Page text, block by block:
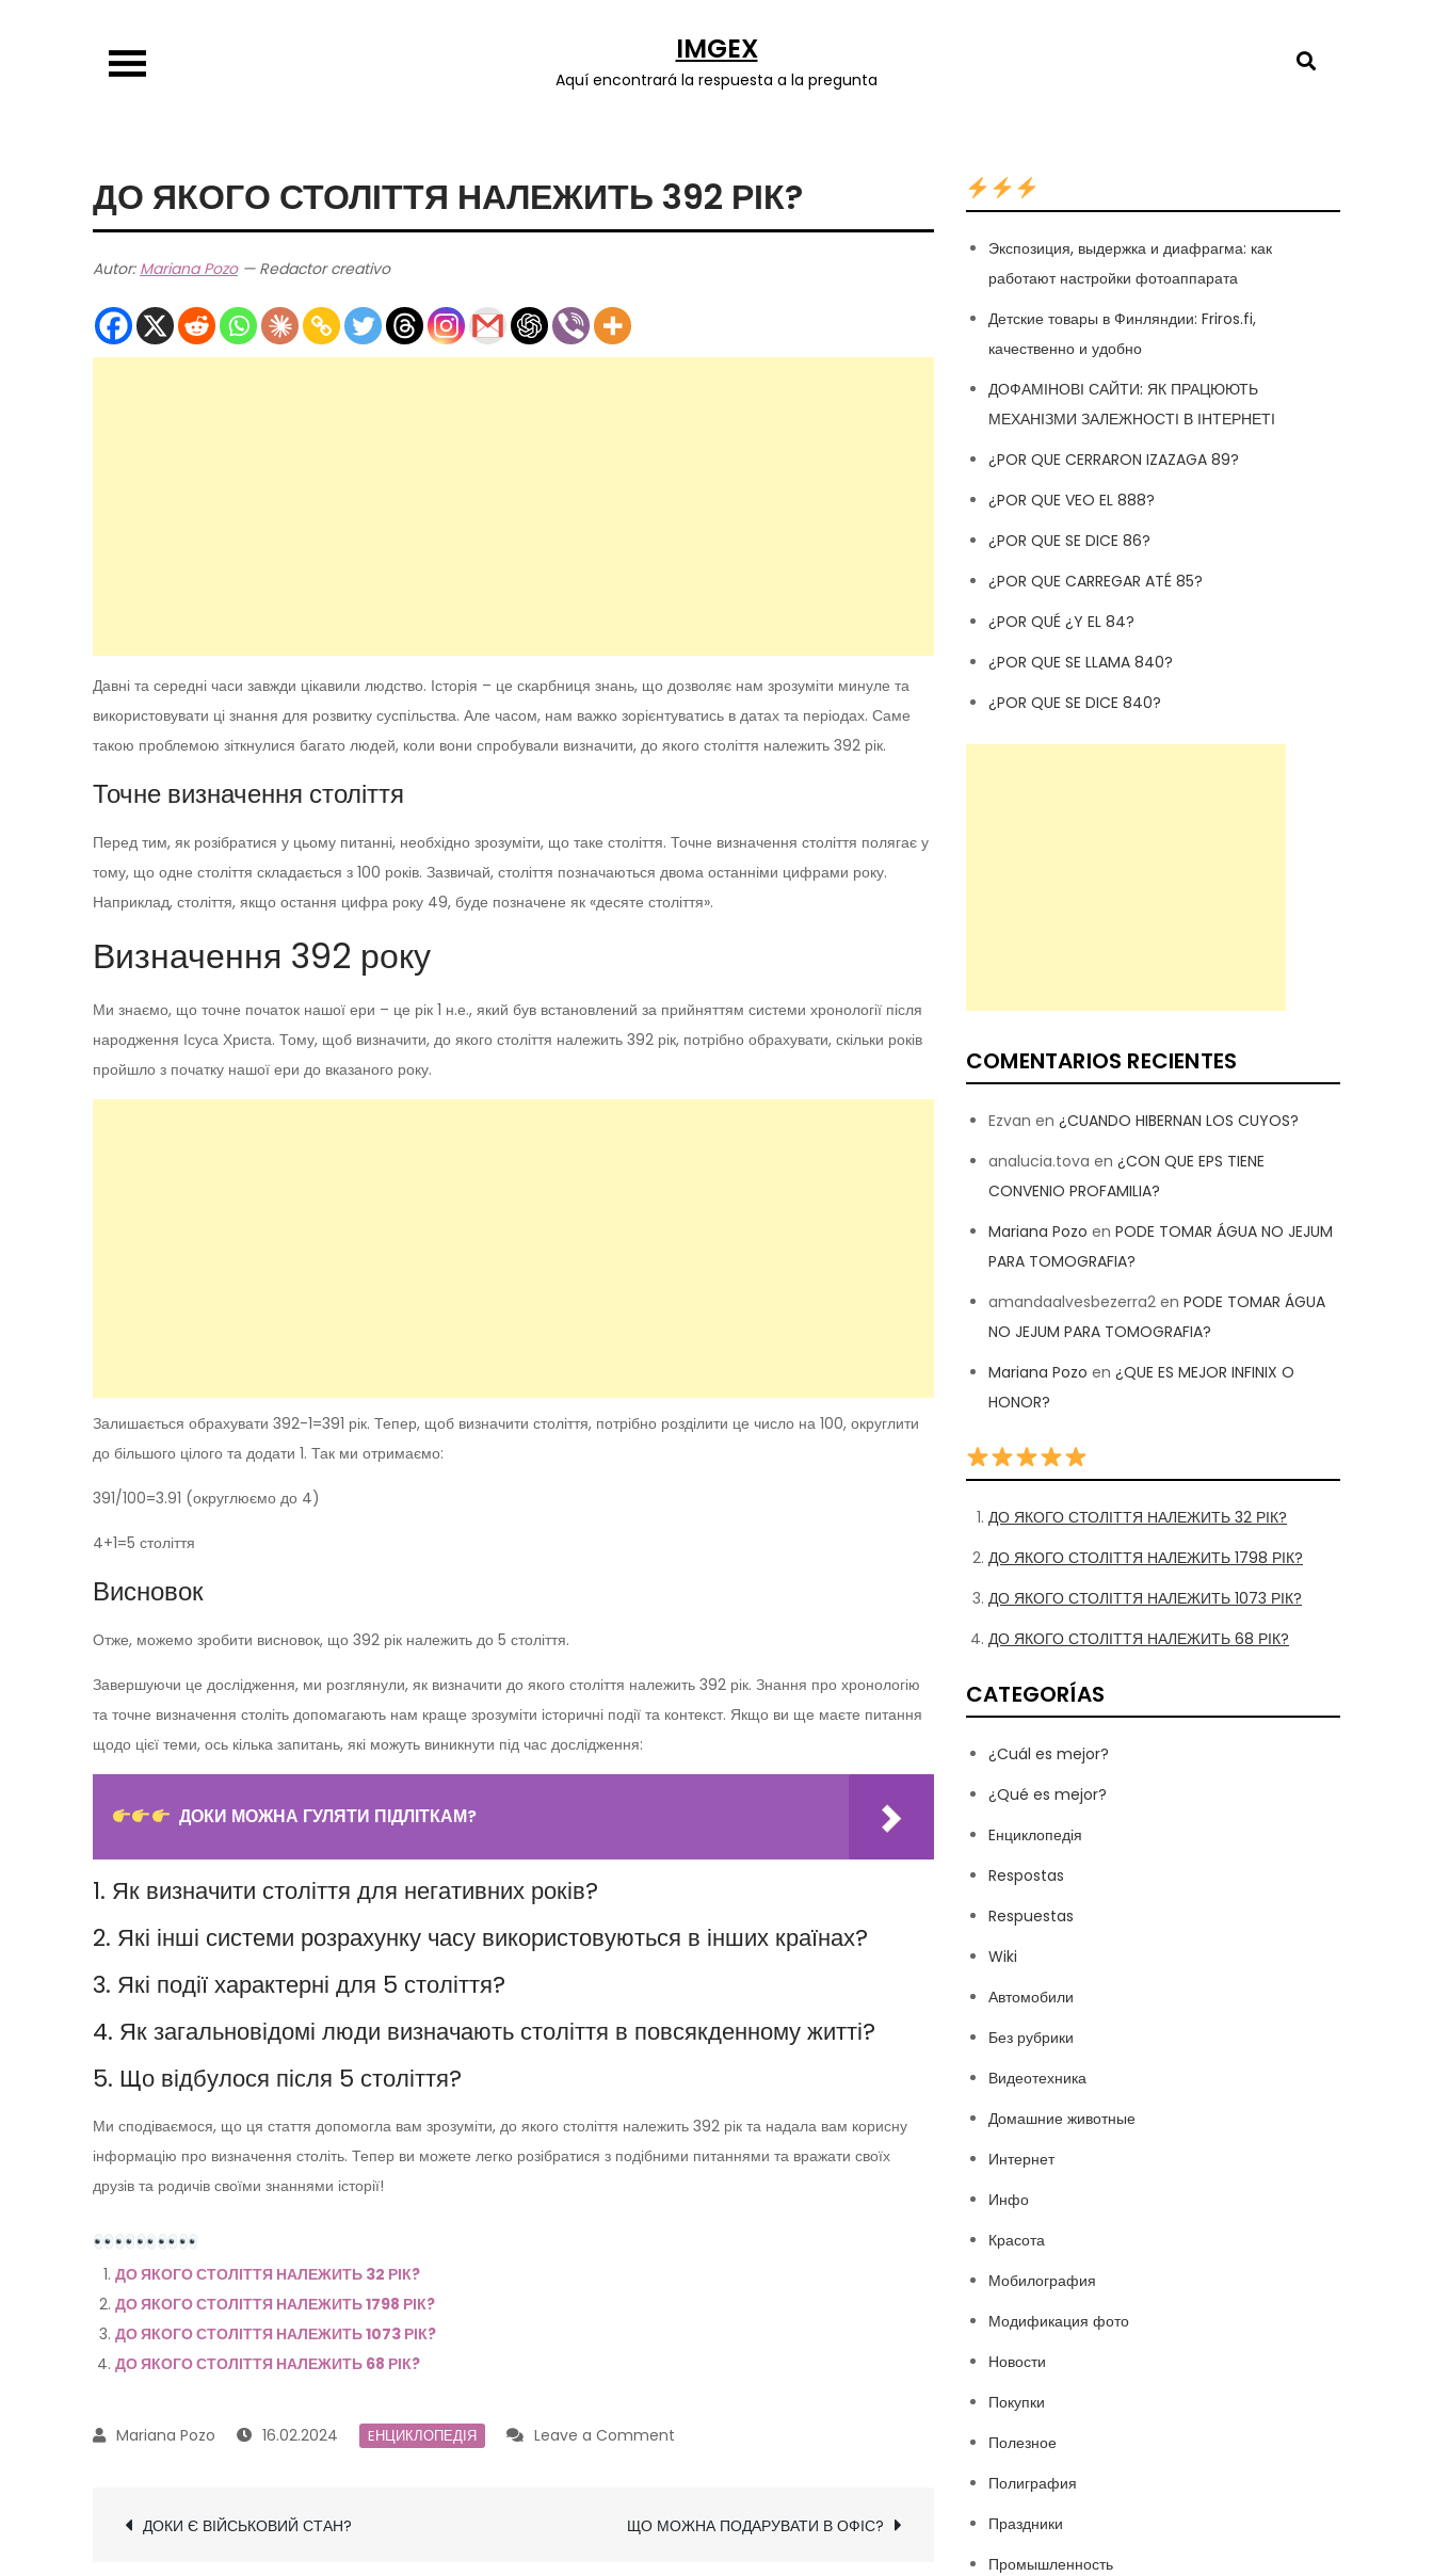
IMGEX
Aquí encontrará la respuesta a la pregunta
ДО ЯКОГО СТОЛІТТЯ НАЛЕЖИТЬ 392 РІК?
Autor: Mariana Pozo— Redactor creativo
Давні та середні часи завжди цікавили людство. Історія – це скарбниця знань, що дозволяє нам зрозуміти минуле та
використовувати ці знання для розвитку суспільства. Але часом, нам важко зорієнтуватись в датах та періодах. Саме
такою проблемою зіткнулися багато людей, коли вони спробували визначити, до якого століття належить 392 рік.
Точне визначення століття
Перед тим, як розібратися у цьому питанні, необхідно зрозуміти, що таке століття. Точне визначення століття полягає у
тому, що одне століття складається з 100 років. Зазвичай, століття позначаються двома останніми цифрами року.
Наприклад, століття, якщо остання цифра року 49, буде позначене як «десяте століття».
Визначення 392 року
Ми знаємо, що точне початок нашої ери – це рік 1 н.е., який був встановлений за прийняттям системи хронології після
народження Ісуса Христа. Тому, щоб визначити, до якого століття належить 392 рік, потрібно обрахувати, скільки років
пройшло з початку нашої ери до вказаного року.
Залишається обрахувати 392-1=391 рік. Тепер, щоб визначити століття, потрібно розділити це число на 100, округлити
до більшого цілого та додати 1. Так ми отримаємо:
391/100=3.91 (округлюємо до 4)
4+1=5 століття
Висновок
Отже, можемо зробити висновок, що 392 рік належить до 5 століття.
Завершуючи це дослідження, ми розглянули, як визначити до якого століття належить 392 рік. Знання про хронологію
та точне визначення століть допомагають нам краще зрозуміти історичні події та контекст. Якщо ви ще маєте питання
щодо цієї теми, ось кілька запитань, які можуть виникнути під час дослідження:
ДОКИ МОЖНА ГУЛЯТИ ПІДЛІТКАМ?
1. Як визначити століття для негативних років?
2. Які інші системи розрахунку часу використовуються в інших країнах?
3. Які події характерні для 5 століття?
4. Як загальновідомі люди визначають століття в повсякденному житті?
5. Що відбулося після 5 століття?
Ми сподіваємося, що ця стаття допомогла вам зрозуміти, до якого століття належить 392 рік та надала вам корисну
інформацію про визначення століть. Тепер ви можете легко розібратися з подібними питаннями та вражати своїх
друзів та родичів своїми знаннями історії!
ДО ЯКОГО СТОЛІТТЯ НАЛЕЖИТЬ 32 РІК?
ДО ЯКОГО СТОЛІТТЯ НАЛЕЖИТЬ 1798 РІК?
ДО ЯКОГО СТОЛІТТЯ НАЛЕЖИТЬ 1073 РІК?
ДО ЯКОГО СТОЛІТТЯ НАЛЕЖИТЬ 68 РІК?
16.02.2024 EНЦИКЛОПЕДІЯ Leave a Comment
СТОЛІТТЯ
Navegación
ДОКИ Є ВІЙСЬКОВИЙ СТАН? ЩО МОЖНА ПОДАРУВАТИ В ОФІС?
Экспозиция, выдержка и диафрагма: как
работают настройки фотоаппарата
Детские товары в Финляндии: Friros.fi,
качественно и удобно
ДОФАМІНОВІ САЙТИ: ЯК ПРАЦЮЮТЬ
МЕХАНІЗМИ ЗАЛЕЖНОСТІ В ІНТЕРНЕТІ
¿POR QUE CERRARON IZAZAGA 89?
¿POR QUE VEO EL 888?
¿POR QUE SE DICE 86?
¿POR QUE CARREGAR ATÉ 85?
¿POR QUÉ ¿Y EL 84?
¿POR QUE SE LLAMA 840?
¿POR QUE SE DICE 840?
COMENTARIOS RECIENTES
Ezvan en ¿CUANDO HIBERNAN LOS CUYOS?
analucia.tova en ¿CON QUE EPS TIENE
CONVENIO PROFAMILIA?
Mariana Pozo en PODE TOMAR ÁGUA NO JEJUM
PARA TOMOGRAFIA?
amandaalvesbezerra2 en PODE TOMAR ÁGUA
NO JEJUM PARA TOMOGRAFIA?
Mariana Pozo en ¿QUE ES MEJOR INFINIX O
HONOR?
ДО ЯКОГО СТОЛІТТЯ НАЛЕЖИТЬ 32 РІК?
ДО ЯКОГО СТОЛІТТЯ НАЛЕЖИТЬ 1798 РІК?
ДО ЯКОГО СТОЛІТТЯ НАЛЕЖИТЬ 1073 РІК?
ДО ЯКОГО СТОЛІТТЯ НАЛЕЖИТЬ 68 РІК?
CATEGORÍAS
¿Cuál es mejor?
¿Qué es mejor?
Eнциклопедія
Respostas
Respuestas
Wiki
Автомобили
Без рубрики
Видеотехника
Домашние животные
Интернет
Инфо
Красота
Мобилография
Модификация фото
Новости
Покупки
Полезное
Полиграфия
Праздники
Промышленность